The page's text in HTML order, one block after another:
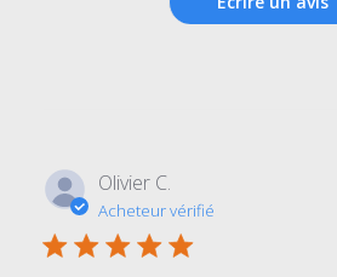
Olivier C.
Acheteur vérifié